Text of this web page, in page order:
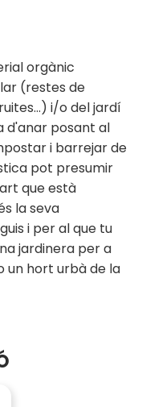
orgànic
(restes de
i/o del jardí
d'anar posant al
i barrejar de
pot presumir
que està
la seva
i per al que tu
jardinera per a
un hort urbà de la